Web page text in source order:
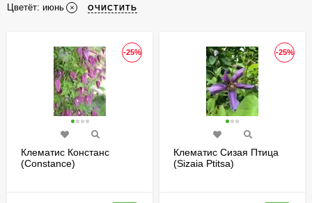
Цветёт: июнь ОЧИСТИТЬ
-25%
Клематис Констанс
(Constance)
-25%
Клематис Сизая Птица
(Sizaia Ptitsa)